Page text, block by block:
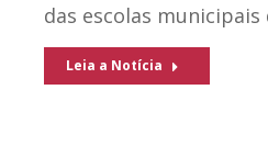
das escolas municipais
Leia a Notícia